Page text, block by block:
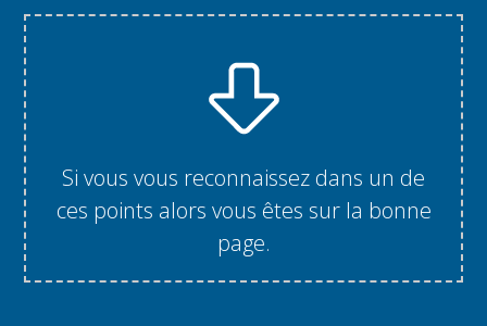
Si vous vous reconnaissez dans un de
ces points alors vous êtes sur la bonne
page.